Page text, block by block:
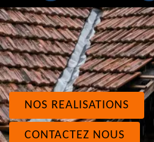
NOS REALISATIONS
CONTACTEZ NOUS